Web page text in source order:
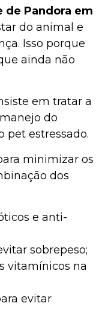
de Pandora em
do animal e
Isso porque
ainda não
em tratar a
do
pet estressado.
minimizar os
dos
e anti-
sobrepeso;
vitamínicos na
evitar